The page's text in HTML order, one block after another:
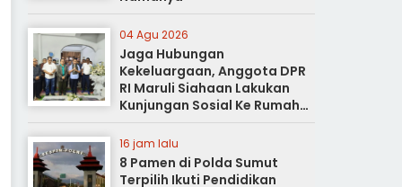
04 Agu 2026
Jaga Hubungan
Kekeluargaan, Anggota DPR
RI Maruli Siahaan Lakukan
Kunjungan Sosial Ke Rumah
Duka
16 jam lalu
8 Pamen di Polda Sumut
Terpilih Ikuti Pendidikan